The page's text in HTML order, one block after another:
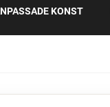
KONST